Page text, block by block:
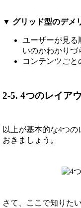
▼ グリッド型のデメ
ユーザーが見る
いのかわかりづ
コンテンツご
2-5. 4つのレイア
以上が基本的な4つ
おきましょう。
さて、ここで知りた